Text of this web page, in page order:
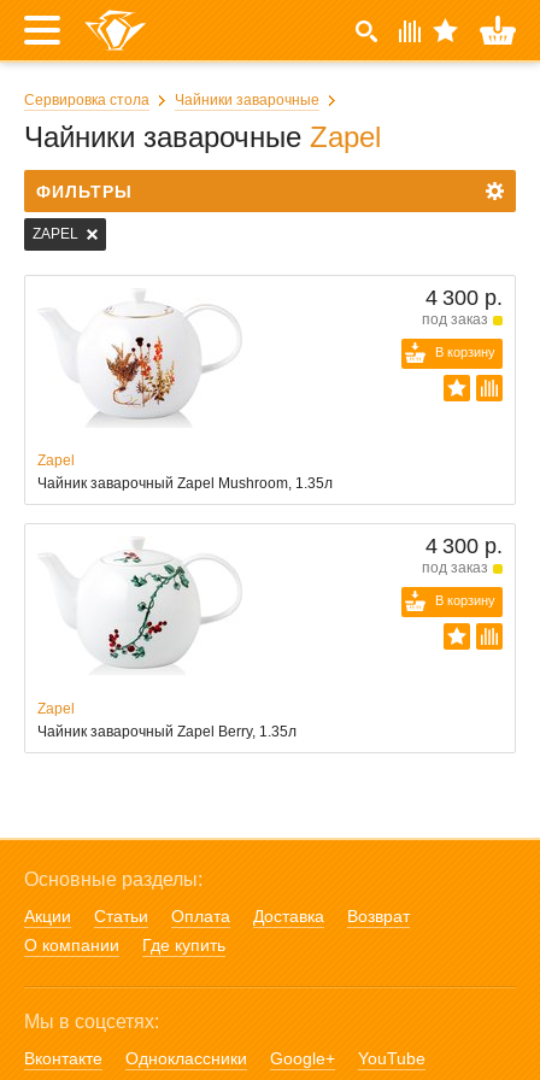
Сервировка стола Чайники заварочные
Чайники заварочные Zapel
ФИЛЬТРЫ
ZAPEL
4 300 р.
под заказ
В корзину
Zapel
Чайник заварочный Zapel Mushroom, 1.35л
4 300 р.
под заказ
В корзину
Zapel
Чайник заварочный Zapel Berry, 1.35л
Основные разделы:
Акции Статьи Оплата Доставка
Возврат
О компании
Где купить
Мы в соцсетях:
Вконтакте Одноклассники Google+ YouTube